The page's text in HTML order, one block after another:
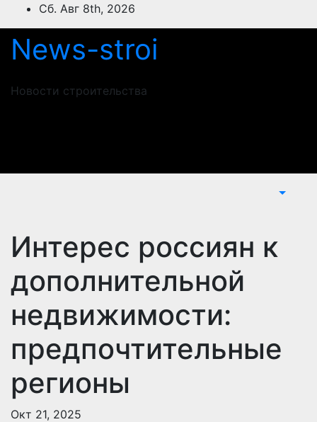
Перейти
к
содержимому
Сб. Авг 8th, 2026
News-stroi
Новости строительства
Интерес россиян к
дополнительной
недвижимости:
предпочтительные
регионы
Окт 21, 2025